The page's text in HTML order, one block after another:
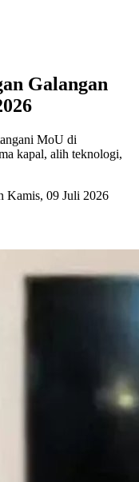
Galangan
MoU di
kapal, alih teknologi,
Kamis, 09 Juli 2026